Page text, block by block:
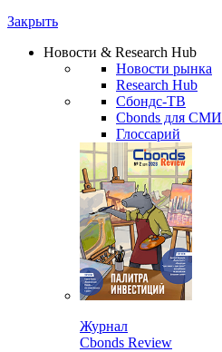
Закрыть
Новости & Research Hub
Новости рынка
Research Hub
Сбондс-ТВ
Cbonds для СМИ
Глоссарий
Журнал
Cbonds Review